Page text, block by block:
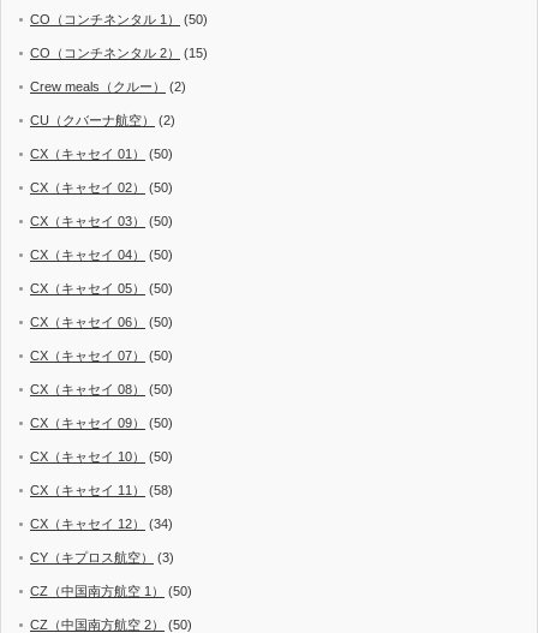
CO（コンチネンタル 1） (50)
CO（コンチネンタル 2） (15)
Crew meals（クルー） (2)
CU（クバーナ航空） (2)
CX（キャセイ 01） (50)
CX（キャセイ 02） (50)
CX（キャセイ 03） (50)
CX（キャセイ 04） (50)
CX（キャセイ 05） (50)
CX（キャセイ 06） (50)
CX（キャセイ 07） (50)
CX（キャセイ 08） (50)
CX（キャセイ 09） (50)
CX（キャセイ 10） (50)
CX（キャセイ 11） (58)
CX（キャセイ 12） (34)
CY（キプロス航空） (3)
CZ（中国南方航空 1） (50)
CZ（中国南方航空 2） (50)